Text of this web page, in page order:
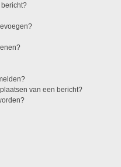
van een bericht?